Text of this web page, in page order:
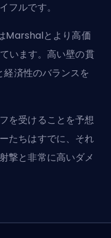
フルです。
Marshalとより高価
います。高い壁の貫
済性のバランスを
を受けることを予想
たちはすでに、それ
撃と非常に高いダメ